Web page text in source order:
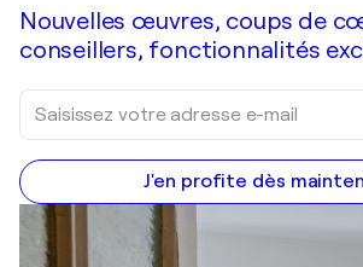
Nouvelles œuvres, coups de
conseillers, fonctionnalités
J'en profite dès